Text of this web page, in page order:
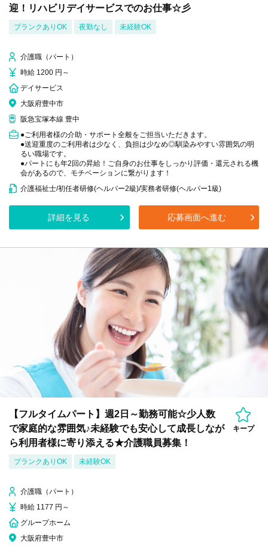
迎！リハビリデイサービスでのお仕事☆彡
ブランクありOK 夜勤なし 未経験OK
介護職（パート）
時給 1200 円～
デイサービス
大阪府豊中市
阪急宝塚本線 豊中
●ご利用者様の介助・サポート全般をご担当いただきます。
●送迎重度のご利用者は少なく、負担は少なめ◎馴染みやすい雰囲気の明
るい職場です。
●パートにも年2回の昇給！ご自身のお仕事をしっかり評価・還元される機
会があるので、モチベーションに繋がります！
介護福祉士/初任者研修(ヘルパー2級)/実務者研修(ヘルパー1級)
詳細を見る 応募画面へ進む
【フルタイムパート】週2日～勤務可能☆少人数
で家庭的な雰囲気♪未経験でも安心して成長しなが
ら利用者様に寄り添える★介護職員募集！
キープ
ブランクありOK 未経験OK
介護職（パート）
時給 1177 円～
グループホーム
大阪府豊中市